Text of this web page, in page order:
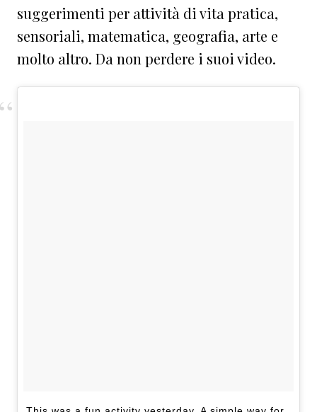
suggerimenti per attività di vita pratica,
sensoriali, matematica, geografia, arte e
molto altro. Da non perdere i suoi video.